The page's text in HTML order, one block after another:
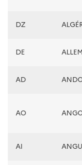
DZ
DE
AD
AO
AI